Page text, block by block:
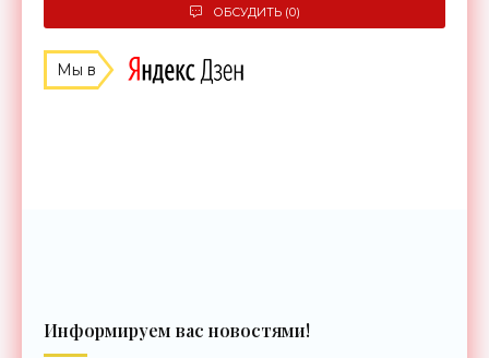
ОБСУДИТЬ (0)
Мы в
Информируем вас новостями!